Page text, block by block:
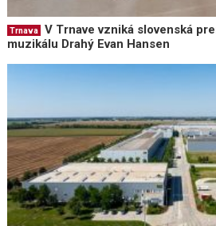
Trnava
V Trnave vzniká slovenská
muzikálu Drahý Evan Hansen